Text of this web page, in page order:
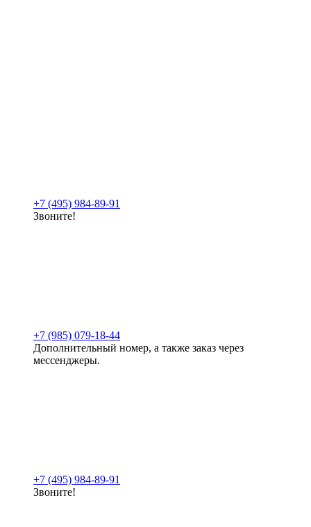
+7 (495) 984-89-91
Звоните!
+7 (985) 079-18-44
Дополнительный номер, а также заказ через
мессенджеры.
+7 (495) 984-89-91
Звоните!